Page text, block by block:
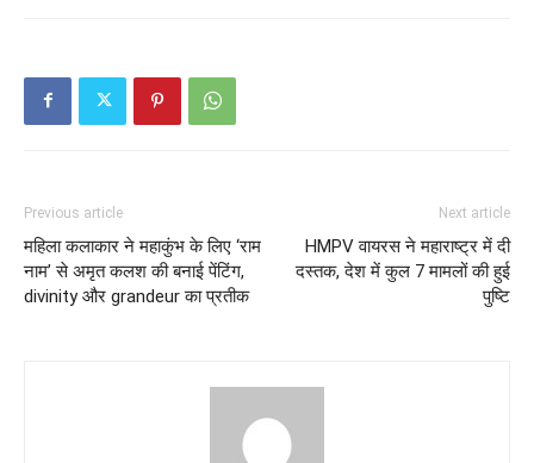
Previous article
महिला कलाकार ने महाकुंभ के लिए ‘राम
नाम’ से अमृत कलश की बनाई पेंटिंग,
divinity और grandeur का प्रतीक
Next article
HMPV वायरस ने महाराष्ट्र में दी
दस्तक, देश में कुल 7 मामलों की हुई
पुष्टि